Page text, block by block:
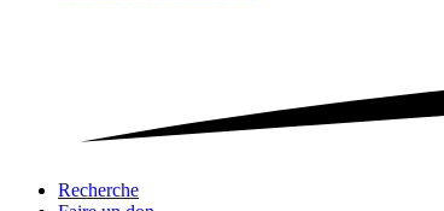
Recherche